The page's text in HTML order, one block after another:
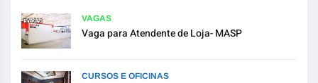
VAGAS
Vaga para Atendente de Loja- MASP
CURSOS E OFICINAS